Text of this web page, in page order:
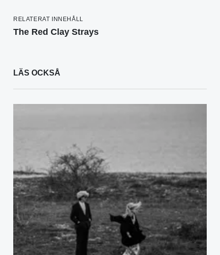
RELATERAT INNEHÅLL
The Red Clay Strays
LÄS OCKSÅ